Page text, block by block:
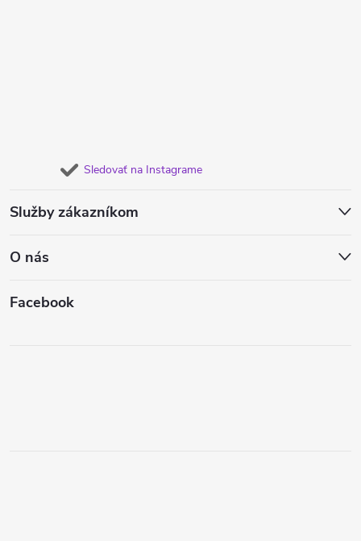
Sledovať na Instagrame
Služby zákazníkom
O nás
Facebook